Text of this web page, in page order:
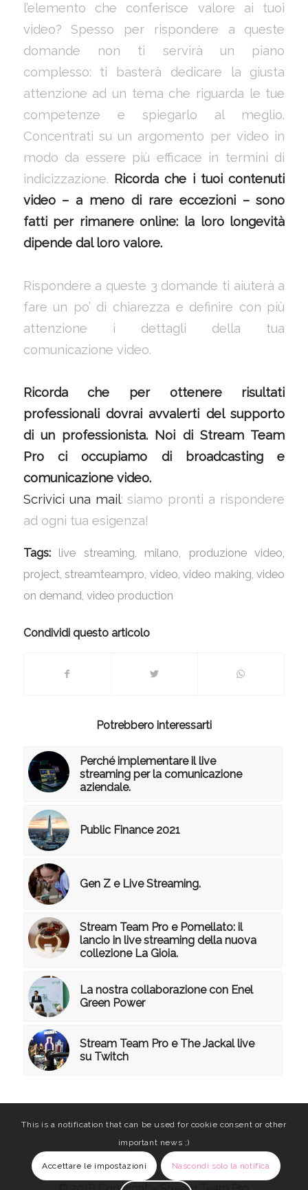
l’elemento che conferisce valore ai tuoi
video? Spesso per rispondere a queste
domande non ti servirà un piano
complesso: ti basterà dedicare la giusta
attenzione ad un tema che riguarda le tue
competenze e spiegarlo al meglio.
Concentrati su un argomento per video in
modo da essere più efficace in termini di
indicizzazione. Ricorda che i tuoi contenuti
video – a meno di rare eccezioni – sono
fatti per rimanere online: la loro longevità
dipende dal loro valore.
Rispondere a queste 3 domande ti aiuterà a
fare un po’ di chiarezza e definire con più
attenzione i dettagli della tua
comunicazione video.
Ricorda che per ottenere risultati
professionali dovrai avvalerti del supporto
di un professionista. Noi di Stream Team
Pro ci occupiamo di broadcasting e
comunicazione video.
Scrivici una mail: siamo pronti a rispondere
ad ogni tua esigenza!
Tags: live streaming milano produzione video
project ,streamteampro video ,video making ,video
on demand video production
Condividi questo articolo
Potrebbero interessarti
Perché implementare il live
streaming per la comunicazione
aziendale.
Public Finance 2021
Gen Z e Live Streaming.
Stream Team Pro e Pomellato: il
lancio in live streaming della nuova
collezione La Gioia.
La nostra collaborazione con Enel
Green Power
Stream Team Pro e The Jackal live
su Twitch
This is a notification that can be used for cookie consent or other
important news ;)
Accettare le impostazioni Nascondi solo la notifica